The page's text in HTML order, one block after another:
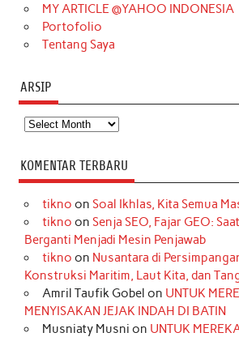
MY ARTICLE @YAHOO INDONESIA
Portofolio
Tentang Saya
ARSIP
Arsip
KOMENTAR TERBARU
tikno on Soal Ikhlas, Kita Semua
tikno on Senja SEO, Fajar GEO:
Berganti Menjadi Mesin Penjawab
tikno on Nusantara di
Konstruksi Maritim, Laut Kita, dan
Amril Taufik Gobel on UNTUK
MENYISAKAN JEJAK INDAH DI BATIN
Musniaty Musni on UNTUK